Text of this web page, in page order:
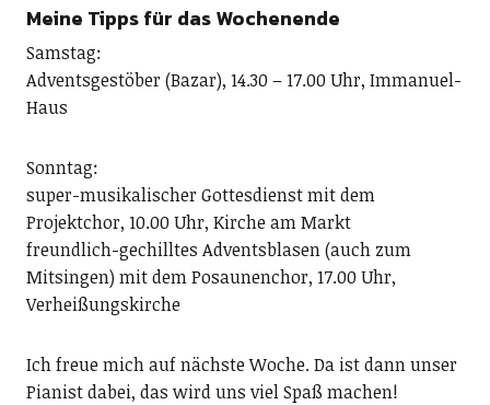
Meine Tipps für das Wochenende
Samstag:
Adventsgestöber (Bazar), 14.30 – 17.00 Uhr, Immanuel-
Haus
Sonntag:
super-musikalischer Gottesdienst mit dem
Projektchor, 10.00 Uhr, Kirche am Markt
freundlich-gechilltes Adventsblasen (auch zum
Mitsingen) mit dem Posaunenchor, 17.00 Uhr,
Verheißungskirche
Ich freue mich auf nächste Woche. Da ist dann unser
Pianist dabei, das wird uns viel Spaß machen!